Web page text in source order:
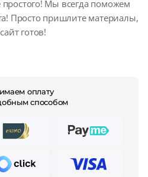
Мы всегда поможем
Просто пришлите материалы,
готов!
оплату
способом